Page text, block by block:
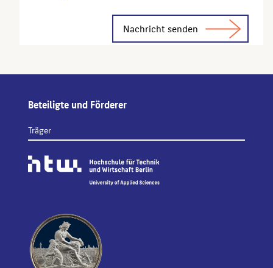
Beteiligte und Förderer
Träger